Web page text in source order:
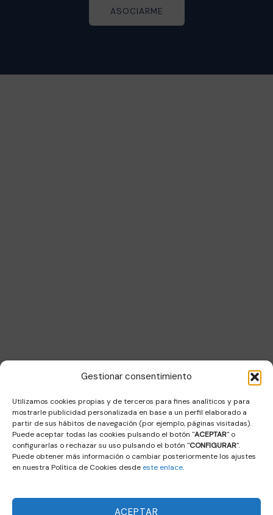
Gestionar consentimiento
Utilizamos cookies propias y de terceros para fines analíticos y para
mostrarle publicidad personalizada en base a un perfil elaborado a
partir de sus hábitos de navegación (por ejemplo, páginas visitadas).
Puede aceptar todas las cookies pulsando el botón "ACEPTAR" o
configurarlas o rechazar su uso pulsando el botón "CONFIGURAR".
Puede obtener más información o cambiar posteriormente los ajustes
en nuestra Política de Cookies desde este enlace.
ACEPTAR
ASOCIARME
Contacto
coordinacion@femec.es
F
a
c
e
b
o
o
k
X
-
t
w
i
t
t
e
r
I
n
s
t
a
g
r
a
m
L
i
n
k
e
d
i
n